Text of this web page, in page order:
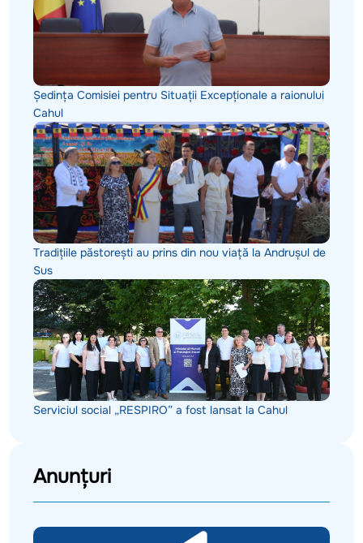
Ședința Comisiei pentru Situații Excepționale a raionului
Cahul
Tradițiile păstorești au prins din nou viață la Andrușul de
Sus
Serviciul social „RESPIRO” a fost lansat la Cahul
Anunțuri